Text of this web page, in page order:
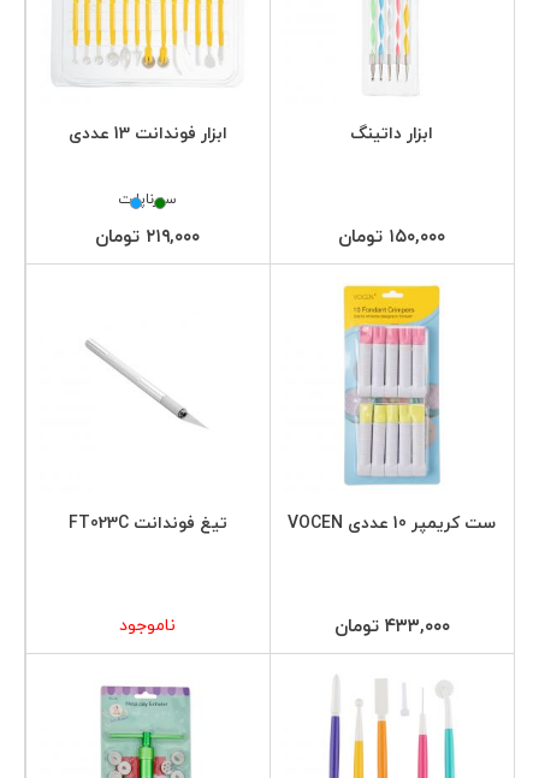
ابزار داتینگ
۱۵۰,۰۰۰ تومان
ابزار فوندانت 13 عددی
سورناپارت
۲۱۹,۰۰۰ تومان
ست کریمپر 10 عددی VOCEN
۴۳۳,۰۰۰ تومان
تیغ فوندانت FT023C
ناموجود